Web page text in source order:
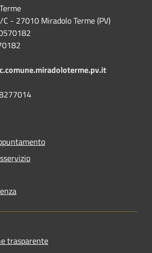
- 27010 Miradolo Terme (PV)
trasparente